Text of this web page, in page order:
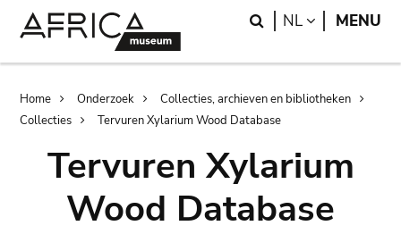
Search
NL LANGUAGE
MENU
Breadcrumb
Home Onderzoek
Collecties, archieven en bibliotheken
Collecties
Tervuren Xylarium Wood Database
Tervuren Xylarium
Wood Database